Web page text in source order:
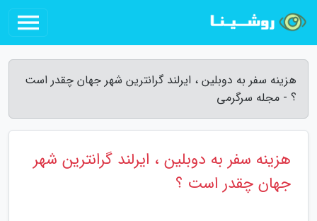
هزینه سفر به دوبلین ، ایرلند گرانترین شهر جهان چقدر است
؟ - مجله سرگرمی
هزینه سفر به دوبلین ، ایرلند گرانترین شهر
جهان چقدر است ؟